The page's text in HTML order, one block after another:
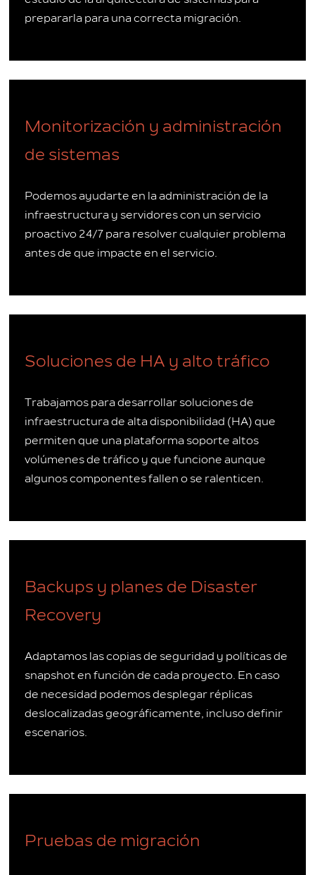
prepararla para una correcta migración.
Monitorización y administración
de sistemas
Podemos ayudarte en la administración de la
infraestructura y servidores con un servicio
proactivo 24/7 para resolver cualquier problema
antes de que impacte en el servicio.
Soluciones de HA y alto tráfico
Trabajamos para desarrollar soluciones de
infraestructura de alta disponibilidad (HA) que
permiten que una plataforma soporte altos
volúmenes de tráfico y que funcione aunque
algunos componentes fallen o se ralenticen.
Backups y planes de Disaster
Recovery
Adaptamos las copias de seguridad y políticas de
snapshot en función de cada proyecto. En caso
de necesidad podemos desplegar réplicas
deslocalizadas geográficamente, incluso definir
escenarios.
Pruebas de migración